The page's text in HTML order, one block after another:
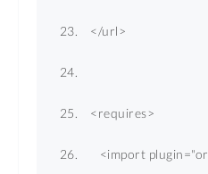
</url >
<requires>
<import plugin=